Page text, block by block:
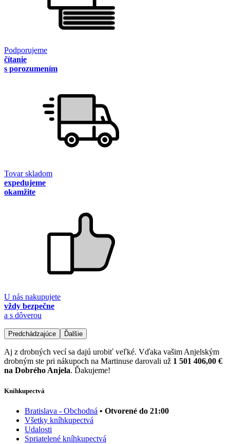
Podporujeme
čítanie
s porozumením
Tovar skladom
expedujeme
okamžite
U nás nakupujete
vždy bezpečne
a s dôverou
Predchádzajúce Ďalšie
Aj z drobných vecí sa dajú urobiť veľké. Vďaka vašim Anjelským
drobným ste pri nákupoch na Martinuse darovali už 1 501 406,00 €
na Dobrého Anjela. Ďakujeme!
Kníhkupectvá
Bratislava - Obchodná • Otvorené do 21:00
Všetky kníhkupectvá
Udalosti
Spriatelené kníhkupectvá